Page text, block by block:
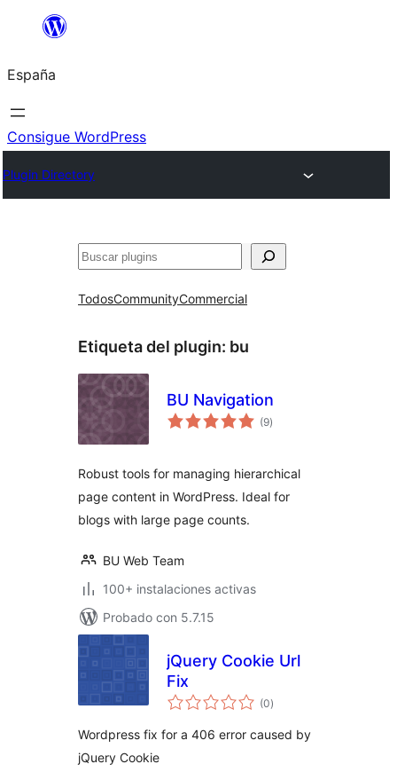
Saltar
contenido
España
Consigue WordPress
Plugin Directory
Buscar
TodosCommunityCommercial
Etiqueta del plugin: bu
BU Navigation
(9valoraciones
en
)
Robust tools for managing hierarchical
page content in WordPress. Ideal for
blogs with large page counts.
BU Web Team
100+ instalaciones activas
Probado con 5.7.15
jQuery Cookie Url
Fix
(0valoraciones
en
)
Wordpress fix for a 406 error caused by
jQuery Cookie